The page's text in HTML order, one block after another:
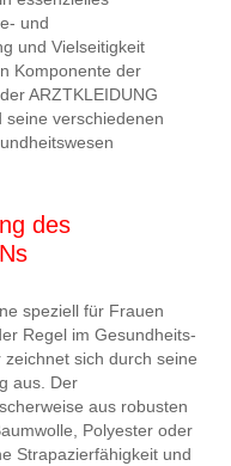
und
und Vielseitigkeit
Komponente der
ARZTKLEIDUNG
seine verschiedenen
des
speziell für Frauen
Regel im Gesundheits-
sich durch seine
aus. Der
aus robusten
Polyester oder
Strapazierfähigkeit und